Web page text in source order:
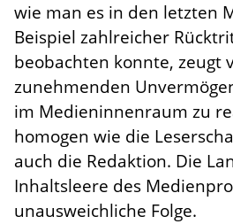
wie man es in den letzten
Beispiel zahlreicher
beobachten konnte, zeugt
zunehmenden
im Medieninnenraum zu
homogen wie die
auch die Redaktion. Die
Inhaltsleere des
unausweichliche Folge.